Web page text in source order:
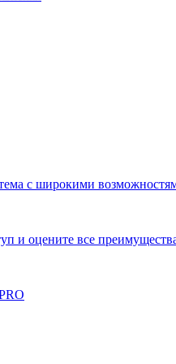
с широкими
и оцените все